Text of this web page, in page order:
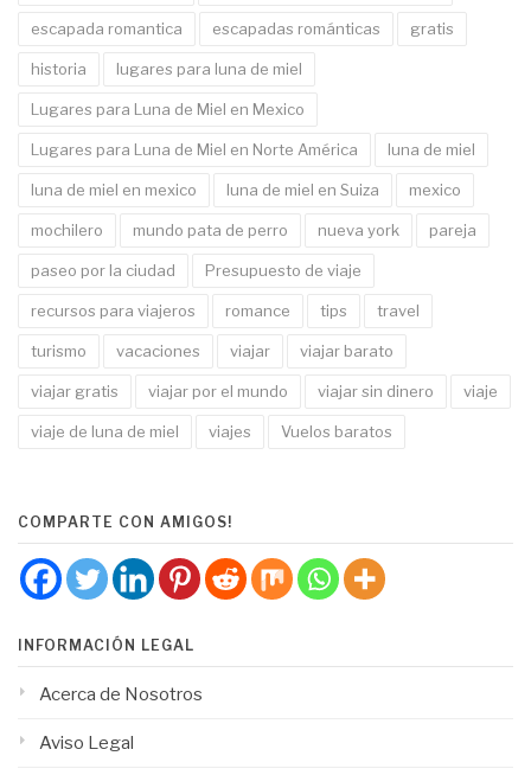
escapada romantica escapadas románticas gratis
historia lugares para luna de miel
Lugares para Luna de Miel en Mexico
Lugares para Luna de Miel en Norte América luna de miel
luna de miel en mexico luna de miel en Suiza mexico
mochilero mundo pata de perro nueva york pareja
paseo por la ciudad Presupuesto de viaje
recursos para viajeros romance tips travel
turismo vacaciones viajar viajar barato
viajar gratis viajar por el mundo viajar sin dinero viaje
viaje de luna de miel viajes Vuelos baratos
COMPARTE CON AMIGOS!
INFORMACIÓN LEGAL
Acerca de Nosotros
Aviso Legal